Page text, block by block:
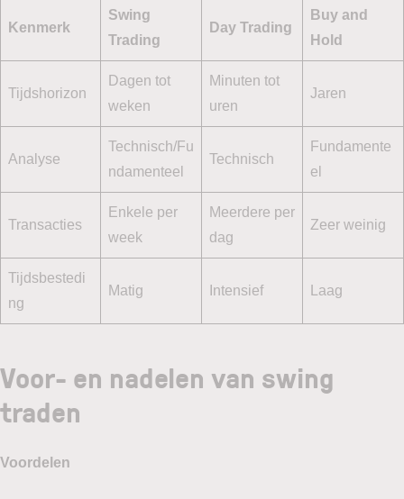
Kenmerk
Swing
Trading
Day Trading
Buy and
Hold
Tijdshorizon
Dagen tot
weken
Minuten tot
uren
Jaren
Analyse
Technisch/Fu
ndamenteel
Technisch
Fundamente
el
Transacties
Enkele per
week
Meerdere per
dag
Zeer weinig
Tijdsbestedi
ng
Matig Intensief Laag
Voor- en nadelen van swing
traden
Voordelen